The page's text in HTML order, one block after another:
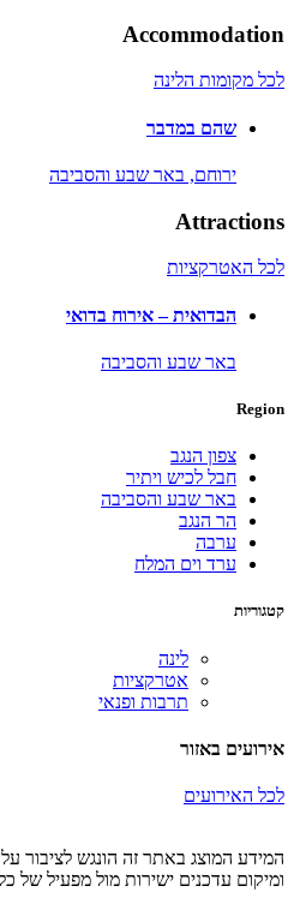
Accommodation
לכל מקומות הלינה
שהם במדבר
ירוחם, באר שבע והסביבה
Attractions
לכל האטרקציות
הבדואית – אירוח בדואי
באר שבע והסביבה
Region
צפון הנגב
חבל לכיש ויתיר
באר שבע והסביבה
הר הנגב
ערבה
ערד וים המלח
קטגוריות
לינה
אטרקציות
תרבות ופנאי
אירועים באזור
לכל האירועים
המידע המוצג באתר זה הונגש לציבור
ומיקום עדכנים ישירות מול מפעיל של